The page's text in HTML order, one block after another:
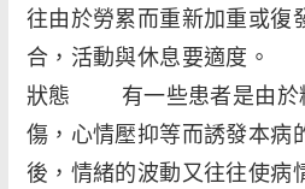
往由於勞累而重新加重或復
合，活動與休息要適度
狀態 有一些患者是由於
傷，心情壓抑等而誘發本病
後，情緒的波動又往往使病